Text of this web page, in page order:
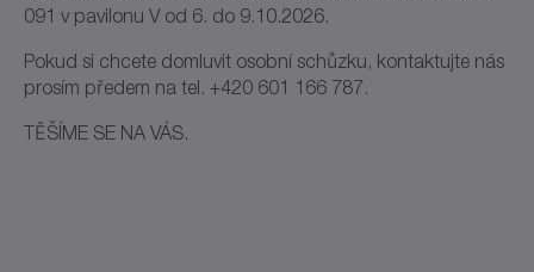
091 v pavilonu V od 6. do 9.10.2026.
Pokud si chcete domluvit osobní schůzku, kontaktujte nás
prosím předem na tel. +420 601 166 787.
TĚŠÍME SE NA VÁS.